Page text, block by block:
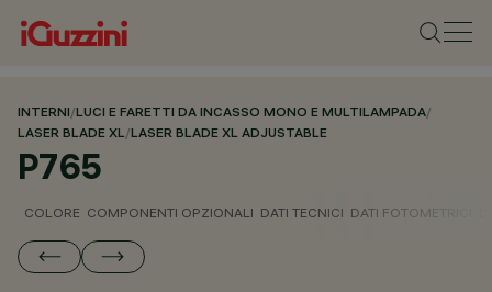
INTERNI/LUCI E FARETTI DA INCASSO MONO E MULTILAMPADA/
LASER BLADE XL/LASER BLADE XL ADJUSTABLE
P765
COLORE COMPONENTI OPZIONALI DATI TECNICI DATI FOTOMETRICI